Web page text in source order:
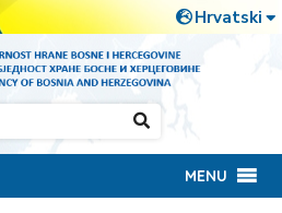
MENU